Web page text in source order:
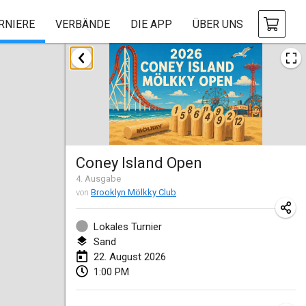
VERBÄNDE DIE APP ÜBER UNS
Coney Island Open
4. Ausgabe
von Brooklyn Mölkky Club
Lokales Turnier
Sand
22. August 2026
1:00 PM
August 2026
Challenge des Ducasses
9. Aug. 2026|Belgien
Mölkky on the Beach
11. Aug. 2026 |Frankreich
MM - World Championships
14. Aug. 2026|Finnland
Coney Island Open
22. Aug. 2026
Grand Prix Polski 2026 - Round 5 (Final)